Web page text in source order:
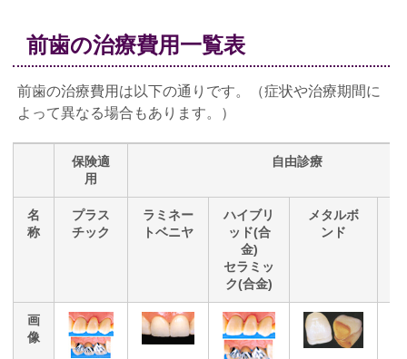
前歯の治療費用一覧表
前歯の治療費用は以下の通りです。（症状や治療期間に
よって異なる場合もあります。）
保険適
用
自由診療
名
称
プラス
チック
ラミネー
トベニヤ
ハイブリ
ッド(合
金)
セラミッ
ク(合金)
メタルボ
ンド
画
像